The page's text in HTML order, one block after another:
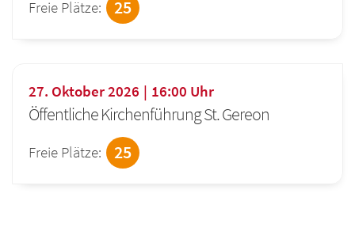
Freie Plätze: 25
27. Oktober 2026 16:00 Uhr
Öffentliche Kirchenführung St. Gereon
Freie Plätze: 25